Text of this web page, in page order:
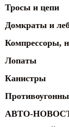
Тросы и цепи
Домкраты и
Компрессоры,
Лопаты
Канистры
АВТО-